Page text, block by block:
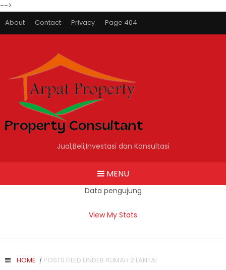
-->
About Contact Privacy Page 404
Jual,Beli,Investasi dan Konsultasi
MENU
Data pengujung
View My Stats
HOME / POSTS FILED UNDER RUMAH 2 LANTAI